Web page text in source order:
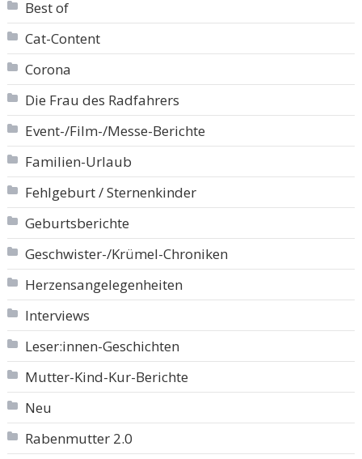
Best of
Cat-Content
Corona
Die Frau des Radfahrers
Event-/Film-/Messe-Berichte
Familien-Urlaub
Fehlgeburt / Sternenkinder
Geburtsberichte
Geschwister-/Krümel-Chroniken
Herzensangelegenheiten
Interviews
Leser:innen-Geschichten
Mutter-Kind-Kur-Berichte
Neu
Rabenmutter 2.0